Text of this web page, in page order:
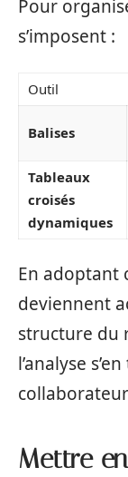
Pour
s’imposent :
Outil
Balises
Tableaux
croisés
dynamiques
En adoptant
deviennent
structure du
l’analyse
Mettre